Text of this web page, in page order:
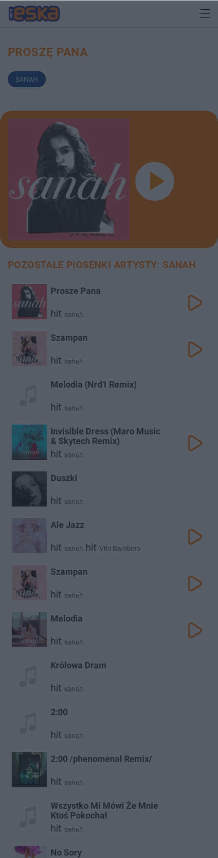
PROSZĘ PANA
SANAH
POZOSTAŁE PIOSENKI ARTYSTY: SANAH
Prosze Pana
hit sanah
Szampan
hit sanah
Melodia (Nrd1 Remix)
hit sanah
Invisible Dress (Maro Music
& Skytech Remix)
hit sanah
Duszki
hit sanah
Ale Jazz
hit sanah hit Vito Bambino
Szampan
hit sanah
Melodia
hit sanah
Królowa Dram
hit sanah
2:00
hit sanah
2:00 /phenomenal Remix/
hit sanah
Wszystko Mi Mówi Że Mnie
Ktoś Pokochał
hit sanah
No Sory